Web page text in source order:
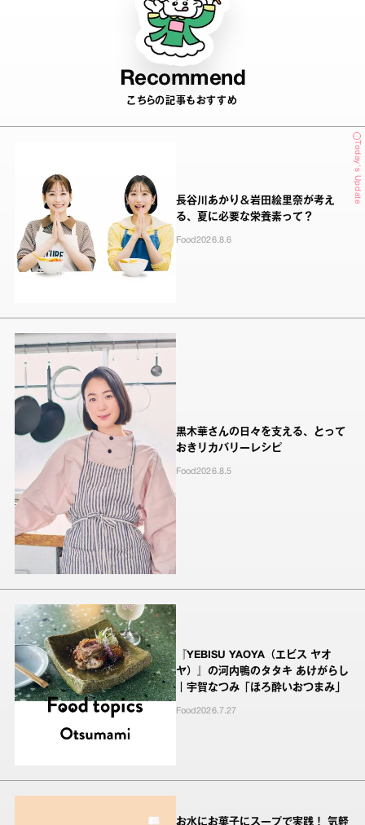
Recommend
こちらの記事もおすすめ
Today's Update
長谷川あかり＆岩田絵里奈が考え
る、夏に必要な栄養素って？
Food2026.8.6
黒木華さんの日々を支える、とって
おきリカバリーレシピ
Food2026.8.5
『YEBISU YAOYA（エビス ヤオ
ヤ）』の河内鴨のタタキ あけがらし
｜宇賀なつみ「ほろ酔いおつまみ」
Food2026.7.27
お水にお菓子にスープで実践！ 気軽